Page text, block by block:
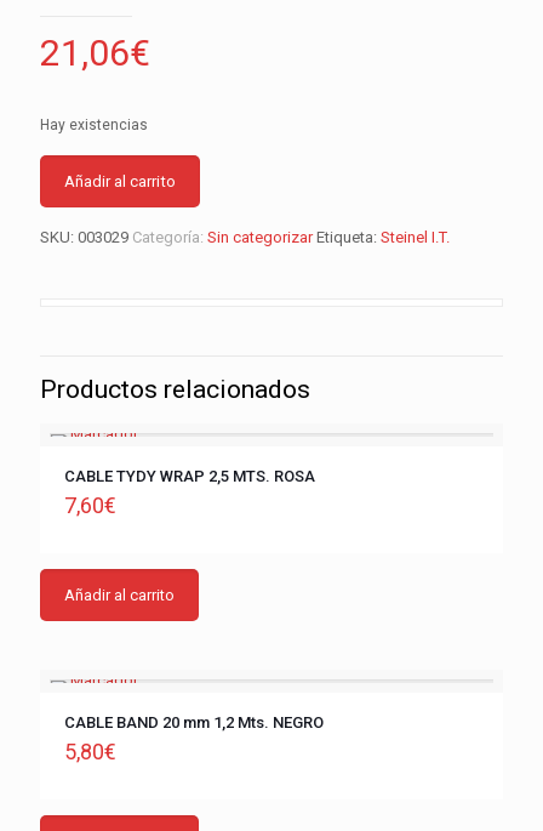
21,06€
Hay existencias
Añadir al carrito
SKU: 003029 Categoría: Sin categorizar Etiqueta: Steinel I.T.
Productos relacionados
CABLE TYDY WRAP 2,5 MTS. ROSA
7,60€
Añadir al carrito
CABLE BAND 20 mm 1,2 Mts. NEGRO
5,80€